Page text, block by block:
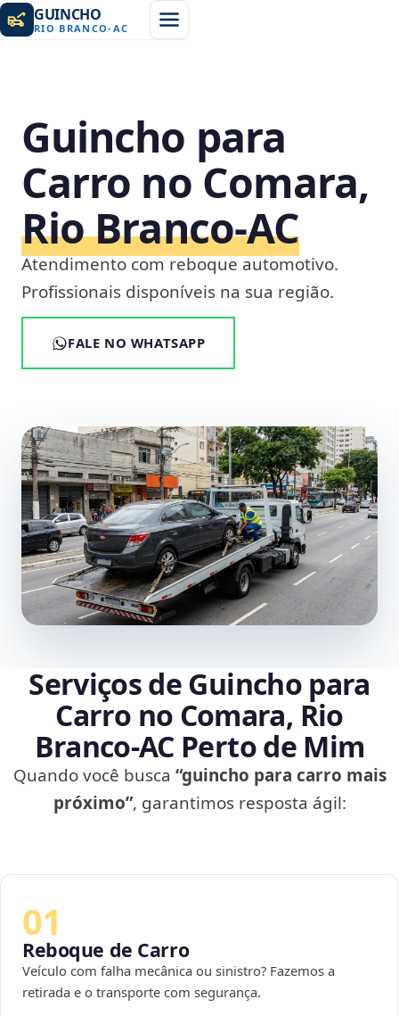
GUINCHO
RIO BRANCO-AC
Guincho para
Carro no Comara,
Rio Branco‑AC
Atendimento com reboque automotivo.
Profissionais disponíveis na sua região.
FALE NO WHATSAPP
Serviços de Guincho para
Carro no Comara, Rio
Branco‑AC Perto de Mim
Quando você busca “guincho para carro mais
próximo”, garantimos resposta ágil:
01
Reboque de Carro
Veículo com falha mecânica ou sinistro? Fazemos a
retirada e o transporte com segurança.